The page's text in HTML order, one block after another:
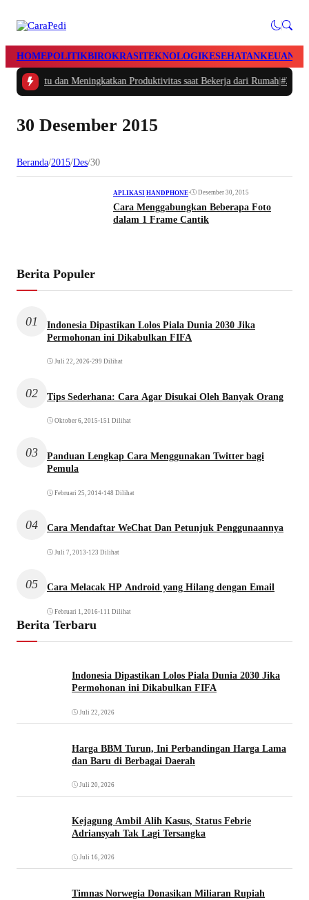
HOMEPOLITIKBIROKRASITEKNOLOGIKESEHATAN
Waktu dan Meningkatkan Produktivitas saat Bekerja dari Rumah|#2 -
30 Desember 2015
Beranda/2015/Des/30
APLIKASI HANDPHONE• Desember 30, 2015
Cara Menggabungkan Beberapa Foto
dalam 1 Frame Cantik
Berita Populer
01
Indonesia Dipastikan Lolos Piala Dunia 2030 Jika
Permohonan ini Dikabulkan FIFA
Juli 22, 2026•299 Dilihat
02 Tips Sederhana: Cara Agar Disukai Oleh Banyak Orang
Oktober 6, 2015 •151 Dilihat
03
Panduan Lengkap Cara Menggunakan Twitter bagi
Pemula
Februari 25, 2014•148 Dilihat
04 Cara Mendaftar WeChat Dan Petunjuk Penggunaannya
Juli 7, 2013 •123 Dilihat
05 Cara Melacak HP Android yang Hilang dengan Email
Februari 1, 2016•111 Dilihat
Berita Terbaru
Indonesia Dipastikan Lolos Piala Dunia 2030 Jika
Permohonan ini Dikabulkan FIFA
Juli 22, 2026
Harga BBM Turun, Ini Perbandingan Harga Lama
dan Baru di Berbagai Daerah
Juli 20, 2026
Kejagung Ambil Alih Kasus, Status Febrie
Adriansyah Tak Lagi Tersangka
Juli 16, 2026
Timnas Norwegia Donasikan Miliaran Rupiah